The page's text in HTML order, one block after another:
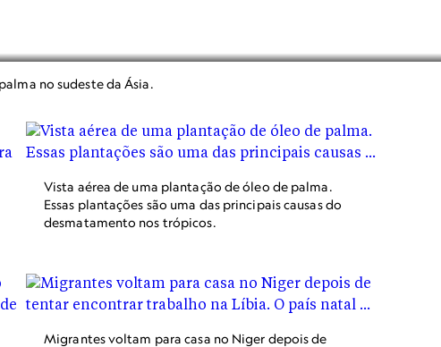
no sudeste da Ásia.
Vista aérea de uma plantação de óleo de palma.
Essas plantações são uma das principais causas do
desmatamento nos trópicos.
Migrantes voltam para casa no Niger depois de